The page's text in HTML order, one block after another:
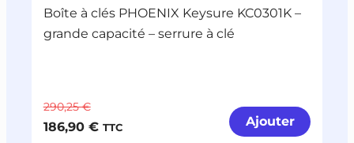
Boîte à clés PHOENIX Keysure KC0301K –
grande capacité – serrure à clé
290,25 €
186,90 € TTC Ajouter